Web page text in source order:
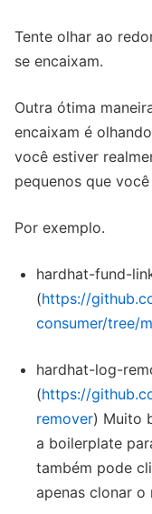
Tente olhar ao
se encaixam.
Outra ótima
encaixam é
você estiver
pequenos que
Por exemplo.
hardhat-fund-
(https://
consumer/tree/
hardhat-log-
(https://
remover) Muito
a boilerplate
também pode
apenas clonar o